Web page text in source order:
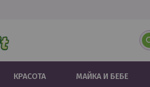
КРАСОТА МАЙКА И БЕБЕ